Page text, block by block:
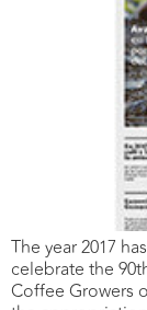
The year 2017
celebrate the
Coffee Growers